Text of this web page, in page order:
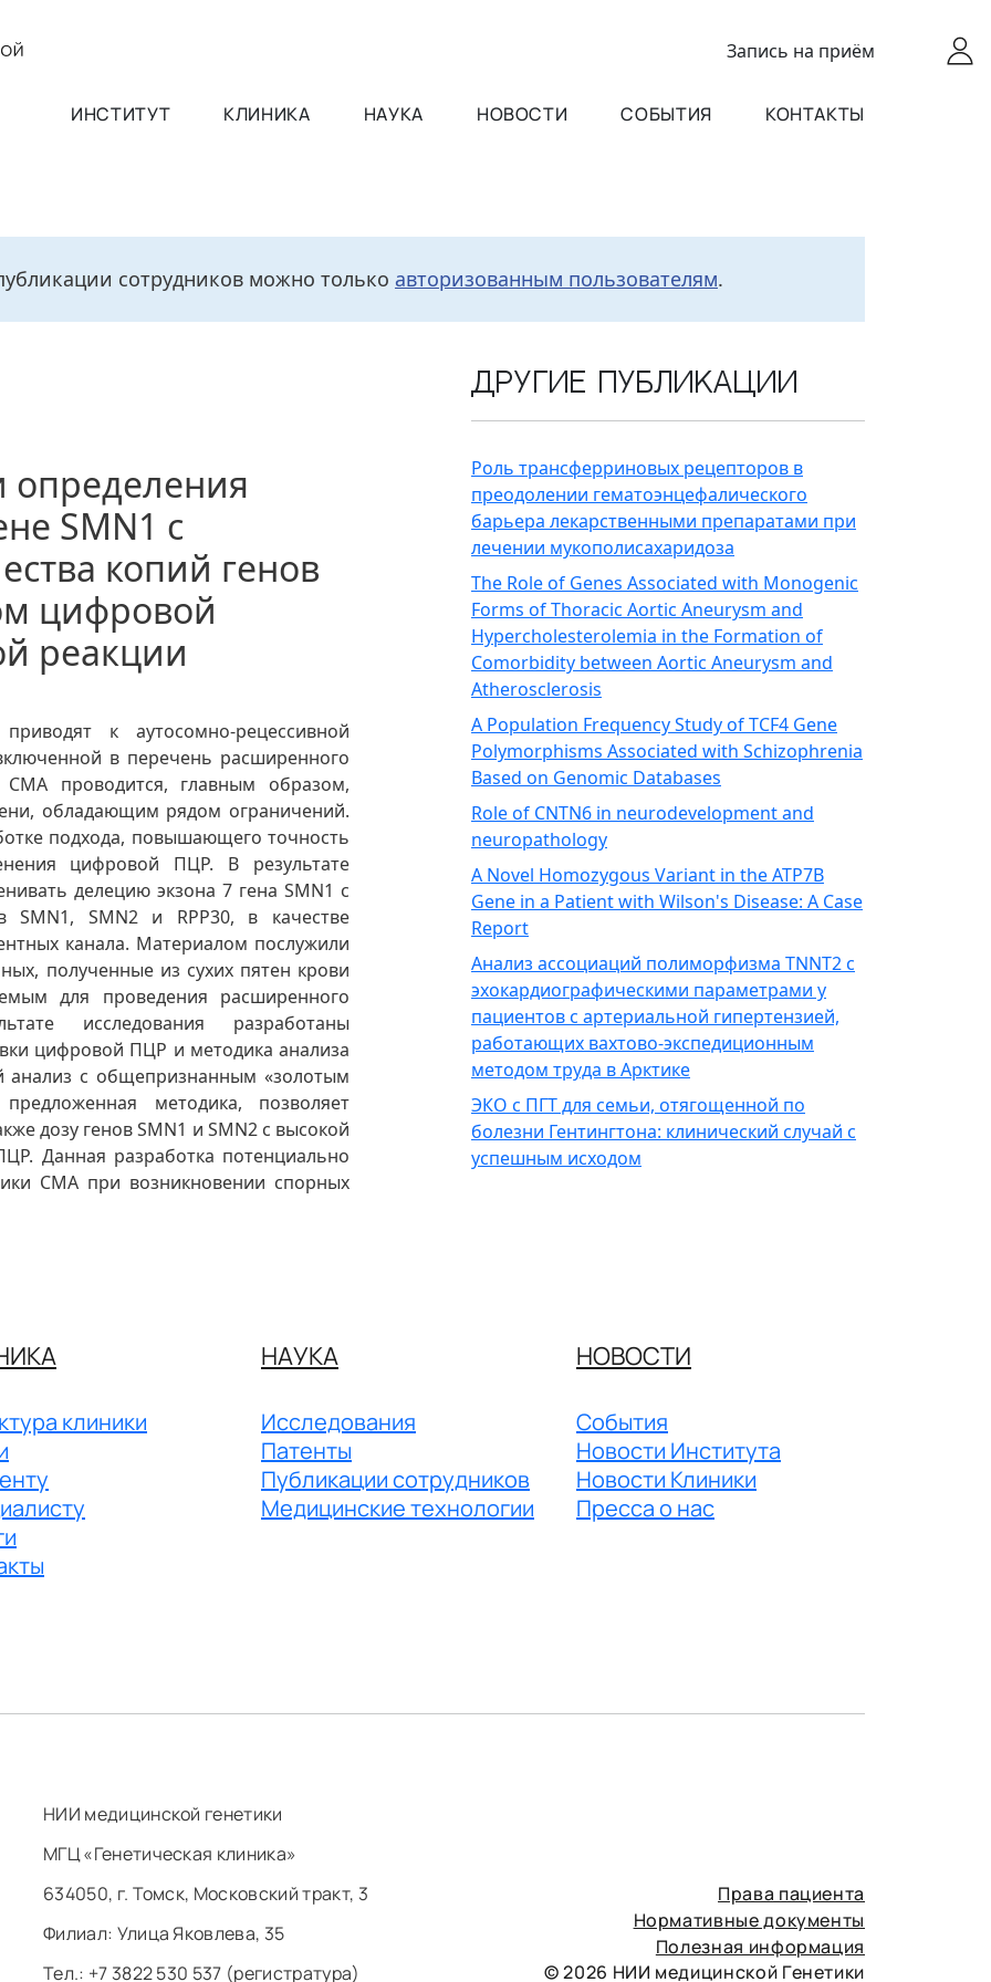
Запись на приём
ИНСТИТУТ КЛИНИКА НАУКА НОВОСТИ СОБЫТИЯ КОНТАКТЫ
сотрудников можно только авторизованным пользователям.
определения
SMN1 с
копий генов
цифровой
реакции
к аутосомно-рецессивной
в перечень расширенного
СМА проводится, главным образом,
обладающим рядом ограничений.
подхода, повышающего точность
цифровой ПЦР. В результате
делецию экзона 7 гена SMN1 с
SMN2 и RPP30, в качестве
канала. Материалом послужили
полученные из сухих пятен крови
для проведения расширенного
исследования разработаны
цифровой ПЦР и методика анализа
анализ с общепризнанным «золотым
методика, позволяет
дозу генов SMN1 и SMN2 с высокой
Данная разработка потенциально
СМА при возникновении спорных
Другие публикации
Роль трансферриновых рецепторов в
преодолении гематоэнцефалического
барьера лекарственными препаратами при
лечении мукополисахаридоза
The Role of Genes Associated with Monogenic
Forms of Thoracic Aortic Aneurysm and
Hypercholesterolemia in the Formation of
Comorbidity between Aortic Aneurysm and
Atherosclerosis
A Population Frequency Study of TCF4 Gene
Polymorphisms Associated with Schizophrenia
Based on Genomic Databases
Role of CNTN6 in neurodevelopment and
neuropathology
A Novel Homozygous Variant in the ATP7B
Gene in a Patient with Wilson's Disease: A Case
Report
Анализ ассоциаций полиморфизма TNNT2 с
эхокардиографическими параметрами у
пациентов с артериальной гипертензией,
работающих вахтово-экспедиционным
методом труда в Арктике
ЭКО с ПГТ для семьи, отягощенной по
болезни Гентингтона: клинический случай с
успешным исходом
клиники
НАУКА
Исследования
Патенты
Публикации сотрудников
Медицинские технологии
НОВОСТИ
События
Новости Института
Новости Клиники
Пресса о нас
НИИ медицинской генетики
МГЦ «Генетическая клиника»
634050, г. Томск, Московский тракт, 3
Филиал: ​Улица Яковлева, 35
Тел.: +7 3822 530 537 (регистратура)
Права пациента
Нормативные документы
Полезная информация
© 2026 НИИ медицинской Генетики